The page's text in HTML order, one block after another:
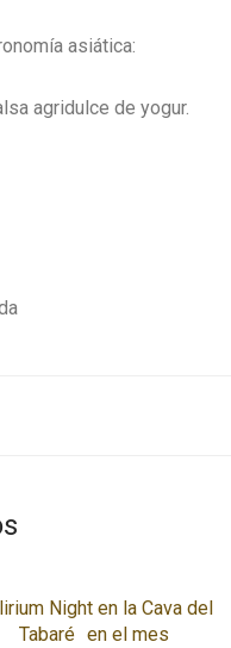
asiática:
agridulce de yogur.
Night en la Cava del
Tabaré en el mes